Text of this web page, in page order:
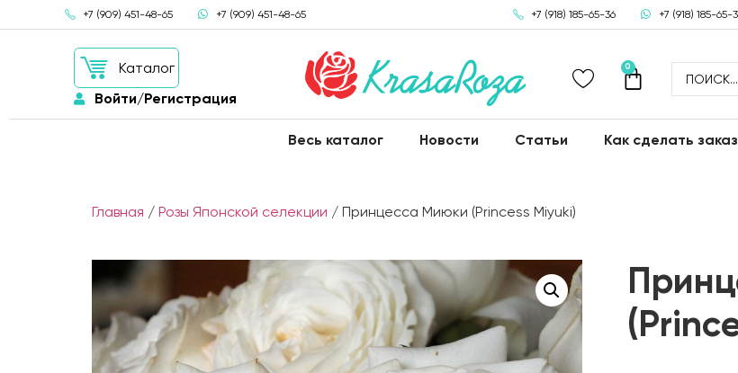
+7 (909) 451-48-65 +7 (909) 451-48-65 +7 (918) 185-65-36 +7 (918) 185-65-
Каталог
Войти/Регистрация
0
Весь каталог Новости Статьи Как сделать заказ
Главная / Розы Японской селекции / Принцесса Миюки (Princess Miyuki)